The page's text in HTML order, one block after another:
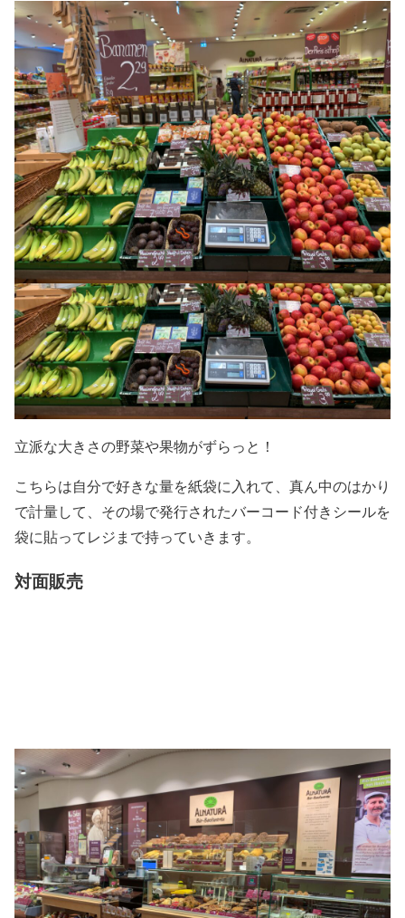
立派な大きさの野菜や果物がずらっと！
こちらは自分で好きな量を紙袋に入れて、真ん中のはかり
で計量して、その場で発行されたバーコード付きシールを
袋に貼ってレジまで持っていきます。
対面販売